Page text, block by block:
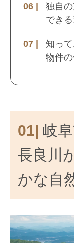
独自
でき
知っ
物件
01| 岐
長良川
かな自